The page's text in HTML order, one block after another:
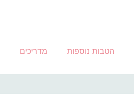
הטבות נוספות מדריכים